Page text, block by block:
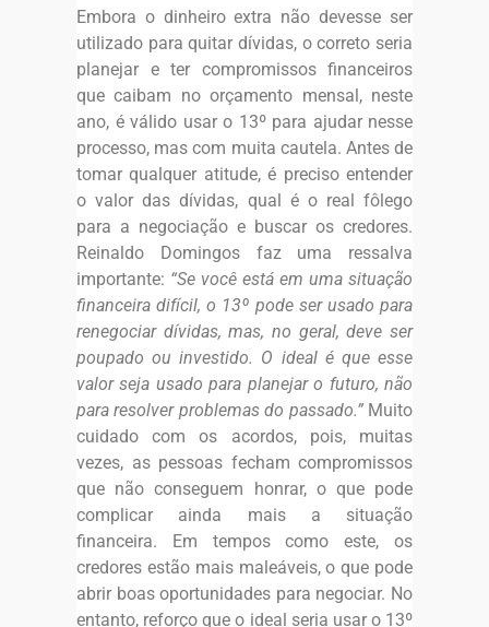
Embora o dinheiro extra não devesse ser
utilizado para quitar dívidas, o correto seria
planejar e ter compromissos financeiros
que caibam no orçamento mensal, neste
ano, é válido usar o 13º para ajudar nesse
processo, mas com muita cautela. Antes de
tomar qualquer atitude, é preciso entender
o valor das dívidas, qual é o real fôlego
para a negociação e buscar os credores.
Reinaldo Domingos faz uma ressalva
importante: “Se você está em uma situação
financeira difícil, o 13º pode ser usado para
renegociar dívidas, mas, no geral, deve ser
poupado ou investido. O ideal é que esse
valor seja usado para planejar o futuro, não
para resolver problemas do passado.”Muito
cuidado com os acordos, pois, muitas
vezes, as pessoas fecham compromissos
que não conseguem honrar, o que pode
complicar ainda mais a situação
financeira. Em tempos como este, os
credores estão mais maleáveis, o que pode
abrir boas oportunidades para negociar. No
entanto, reforço que o ideal seria usar o 13º